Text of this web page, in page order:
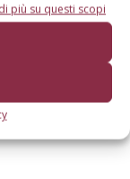
più su questi scopi
degli